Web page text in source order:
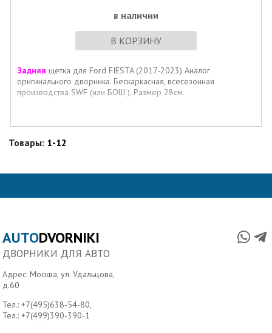
в наличии
В КОРЗИНУ
Задняя щетка для Ford FIESTA (2017-2023) Аналог
оригинального дворника. Бескаркасная, всесезонная
производства SWF (или БОШ ). Размер 28см.
Товары: 1-12
AUTODVORNIKI
ДВОРНИКИ ДЛЯ АВТО
Адрес: Москва, ул. Удальцова,
д.60
Тел.:+7(495)638-54-80,
Тел.:+7(499)390-390-1